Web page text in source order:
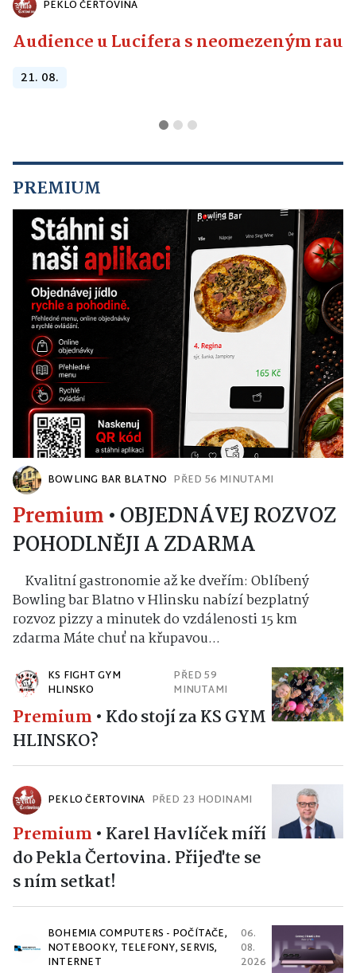
PEKLO ČERTOVINA
Audience u Lucifera s neomezeným
21. 08.
PREMIUM
BOWLING BAR BLATNO PŘED 56 MINUTAMI
Premium • OBJEDNÁVEJ ROZVOZ
POHODLNĚJI A ZDARMA
Kvalitní gastronomie až ke dveřím: Oblíbený
Bowling bar Blatno v Hlinsku nabízí bezplatný
rozvoz pizzy a minutek do vzdálenosti 15 km
zdarma Máte chuť na křupavou...
KS FIGHT GYM
HLINSKO
PŘED 59
MINUTAMI
Premium • Kdo stojí za KS GYM
HLINSKO?
PEKLO ČERTOVINA PŘED 23 HODINAMI
Premium • Karel Havlíček míří
do Pekla Čertovina. Přijeďte se
s ním setkat!
BOHEMIA COMPUTERS - POČÍTAČE,
NOTEBOOKY, TELEFONY, SERVIS,
INTERNET
06.
08.
2026